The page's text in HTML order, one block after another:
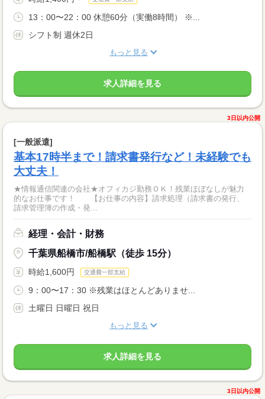
13：00〜22：00 休憩60分（実働8時間） ※...
シフト制 週休2日
もっと見る
求人詳細を見る
3日以内公開
[一般派遣]
基本17時半まで！請求書発行など！未経験でも
大丈夫！
★情報通信関連の会社★オフィカジ勤務ＯＫ！残業ほぼなしが魅力
的なお仕事です！ 【お仕事の内容】請求処理（請求書の発行、
請求管理簿の作成・発...
経理・会計・財務
千葉県船橋市/船橋駅（徒歩 15分）
時給1,600円 交通費一部支給
9：00〜17：30 ※残業はほとんどありませ...
土曜日 日曜日 祝日
もっと見る
求人詳細を見る
3日以内公開